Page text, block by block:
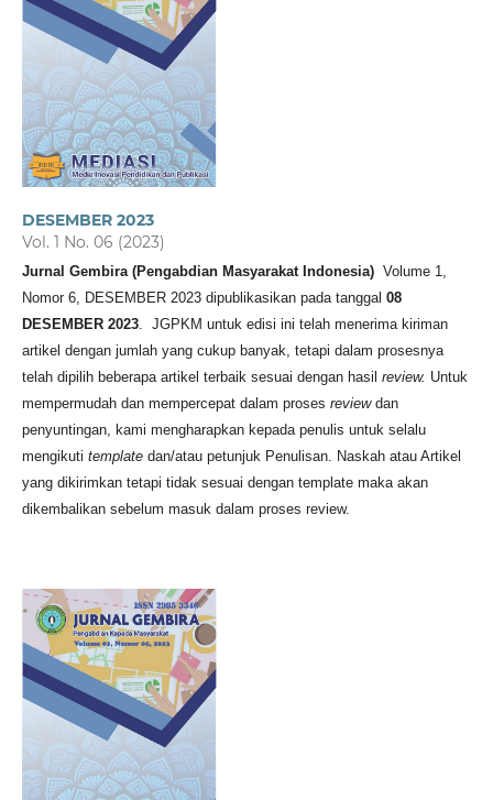
DESEMBER 2023
Vol. 1 No. 06 (2023)
Jurnal Gembira (Pengabdian Masyarakat Indonesia) Volume 1,
Nomor 6, DESEMBER 2023 dipublikasikan pada tanggal 08
DESEMBER 2023.
JGPKM untuk edisi ini telah menerima kiriman
artikel dengan jumlah yang cukup banyak, tetapi dalam prosesnya
telah dipilih beberapa artikel terbaik sesuai dengan hasil review. Untuk
mempermudah dan mempercepat dalam proses review dan
penyuntingan, kami mengharapkan kepada penulis untuk selalu
mengikuti template dan/atau petunjuk Penulisan. Naskah atau Artikel
yang dikirimkan tetapi tidak sesuai dengan template maka akan
dikembalikan sebelum masuk dalam proses review.